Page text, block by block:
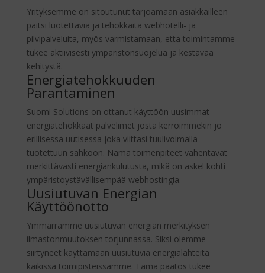
Yrityksemme on sitoutunut tarjoamaan asiakkailleen
paitsi luotettavia ja tehokkaita webhotelli- ja
pilvipalveluita, myös varmistamaan, että toimintamme
tukee aktiivisesti ympäristönsuojelua ja kestävää
kehitystä.
Energiatehokkuuden
Parantaminen
Suomi Solutions on ottanut käyttöön uusimmat
energiatehokkaat palvelimet josta kerroimmekin jo
erillisessä uutisessa joka viittasi tuulivoimalla
tuotettuun sähköön. Nämä toimenpiteet vähentävät
merkittävästi energiankulutusta, mikä on askel kohti
ympäristöystävällisempää webhostingia.
Uusiutuvan Energian
Käyttöönotto
Ymmärrämme uusiutuvan energian merkityksen
ilmastonmuutoksen torjunnassa. Siksi olemme
siirtyneet käyttämään uusiutuvia energialähteitä
kaikissa toimipisteissämme. Tämä päätös tukee